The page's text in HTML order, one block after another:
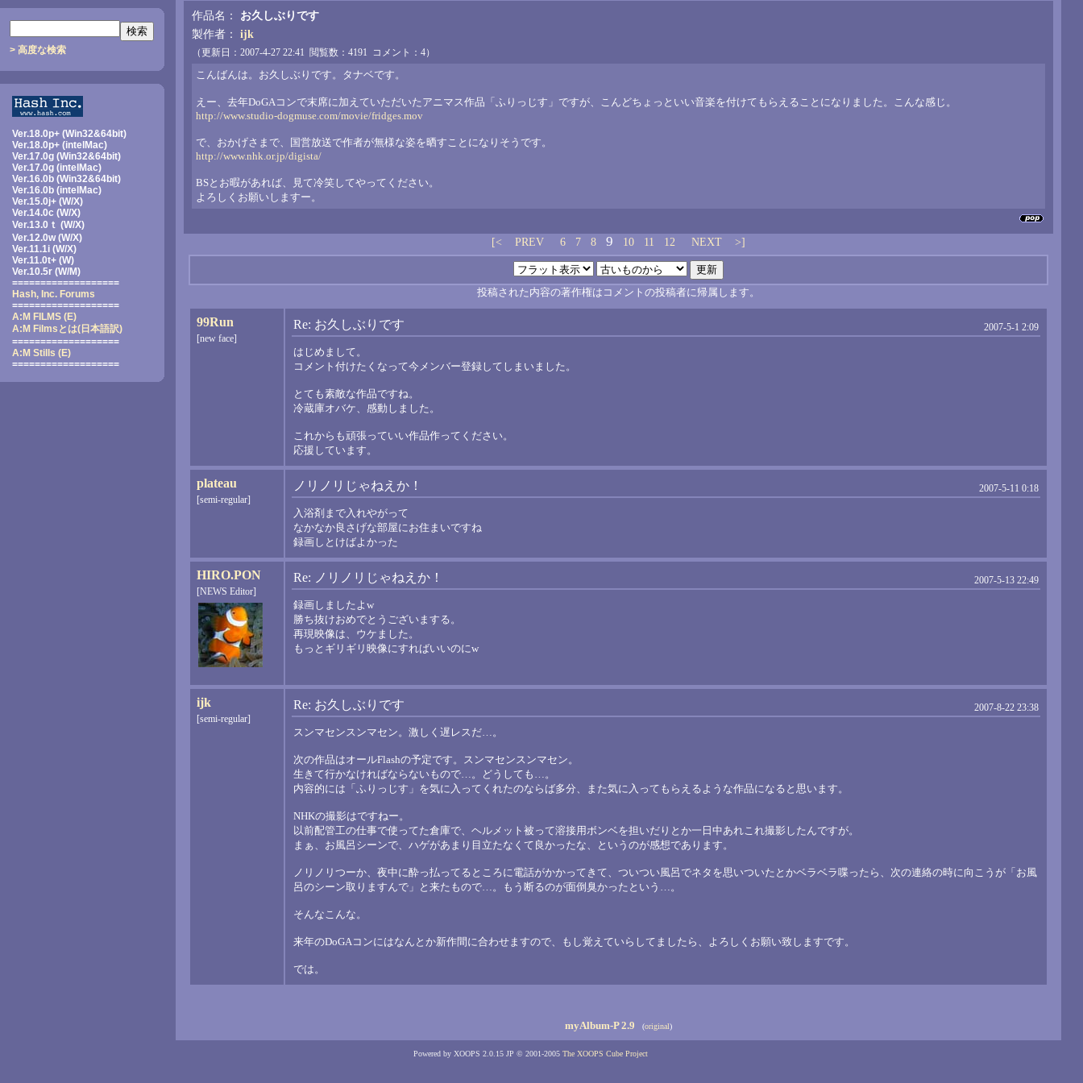
> 高度な検索
Ver.18.0p+ (Win32&64bit)
Ver.18.0p+ (intelMac)
Ver.17.0g (Win32&64bit)
Ver.17.0g (intelMac)
Ver.16.0b (Win32&64bit)
Ver.16.0b (intelMac)
Ver.15.0j+ (W/X)
Ver.14.0c (W/X)
Ver.13.0ｔ (W/X)
Ver.12.0w (W/X)
Ver.11.1i (W/X)
Ver.11.0t+ (W)
Ver.10.5r (W/M)
===================
Hash, Inc. Forums
===================
A:M FILMS (E)
A:M Filmsとは(日本語訳)
===================
A:M Stills (E)
===================
作品名： お久しぶりです
製作者： ijk
（更新日：2007-4-27 22:41 閲覧数：4191 コメント：4）
こんばんは。お久しぶりです。タナベです。
えー、去年DoGAコンで末席に加えていただいたアニマス作品「ふりっじす」ですが、こんどちょっといい音楽を付けてもらえることになりました。こんな感じ。
http://www.studio-dogmuse.com/movie/fridges.mov
で、おかげさまで、国営放送で作者が無様な姿を晒すことになりそうです。
http://www.nhk.or.jp/digista/
BSとお暇があれば、見て冷笑してやってください。
よろしくお願いしますー。
[< PREV 6 7 8 9 10 11 12 NEXT >]
投稿された内容の著作権はコメントの投稿者に帰属します。
99Run
[new face]
Re: お久しぶりです 2007-5-1 2:09
はじめまして。
コメント付けたくなって今メンバー登録してしまいました。
とても素敵な作品ですね。
冷蔵庫オバケ、感動しました。
これからも頑張っていい作品作ってください。
応援しています。
plateau
[semi-regular]
ノリノリじゃねえか！ 2007-5-11 0:18
入浴剤まで入れやがって
なかなか良さげな部屋にお住まいですね
録画しとけばよかった
HIRO.PON
[NEWS Editor]
Re: ノリノリじゃねえか！ 2007-5-13 22:49
録画しましたよw
勝ち抜けおめでとうございまする。
再現映像は、ウケました。
もっとギリギリ映像にすればいいのにw
ijk
[semi-regular]
Re: お久しぶりです 2007-8-22 23:38
スンマセンスンマセン。激しく遅レスだ…。
次の作品はオールFlashの予定です。スンマセンスンマセン。
生きて行かなければならないもので…。どうしても…。
内容的には「ふりっじす」を気に入ってくれたのならば多分、また気に入ってもらえるような作品になると思います。
NHKの撮影はですねー。
以前配管工の仕事で使ってた倉庫で、ヘルメット被って溶接用ボンベを担いだりとか一日中あれこれ撮影したんですが。
まぁ、お風呂シーンで、ハゲがあまり目立たなくて良かったな、というのが感想であります。
ノリノリつーか、夜中に酔っ払ってるところに電話がかかってきて、ついつい風呂でネタを思いついたとかベラベラ喋ったら、次の連絡の時に向こうが「お風
呂のシーン取りますんで」と来たもので…。もう断るのが面倒臭かったという…。
そんなこんな。
来年のDoGAコンにはなんとか新作間に合わせますので、もし覚えていらしてましたら、よろしくお願い致しますです。
では。
myAlbum-P 2.9 (original)
Powered by XOOPS 2.0.15 JP © 2001-2005The XOOPS Cube Project